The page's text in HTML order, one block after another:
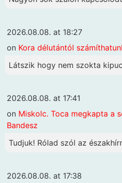
2026.08.08. at 18:27
on Kora délutántól
Látszik hogy nem szokta
2026.08.08. at 17:41
on Miskolc. Toca megkapta a
Bandesz
Tudjuk! Rólad szól az
2026.08.08. at 17:38